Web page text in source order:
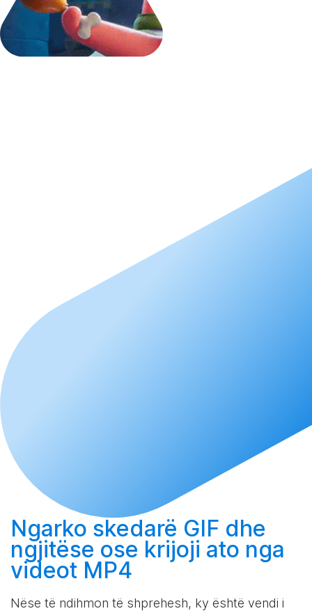
Ngarko skedarë GIF dhe
ngjitëse ose krijoji ato nga
videot MP4
Nëse të ndihmon të shprehesh, ky është vendi i